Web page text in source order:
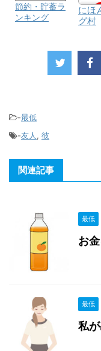
節約・貯蓄ラ
ンキング
にほ
グ村
-最低
-友人 , 彼
関連記事
最低
お
最低
私